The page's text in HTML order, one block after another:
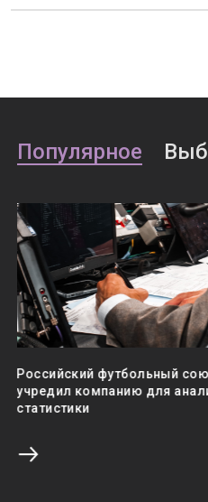
Популярное
Российский футбольный
учредил компанию для
статистики